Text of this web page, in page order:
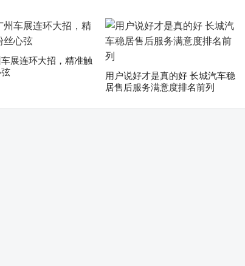
展连环大招，精准触
用户说好才是真的好 长城汽车稳
居售后服务满意度排名前列